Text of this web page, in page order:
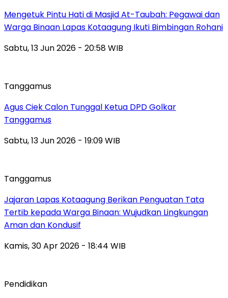
Mengetuk Pintu Hati di Masjid At-Taubah: Pegawai dan
Warga Binaan Lapas Kotaagung Ikuti Bimbingan Rohani
Sabtu, 13 Jun 2026 - 20:58 WIB
Tanggamus
Agus Ciek Calon Tunggal Ketua DPD Golkar
Tanggamus
Sabtu, 13 Jun 2026 - 19:09 WIB
Tanggamus
Jajaran Lapas Kotaagung Berikan Penguatan Tata
Tertib kepada Warga Binaan: Wujudkan Lingkungan
Aman dan Kondusif
Kamis, 30 Apr 2026 - 18:44 WIB
Pendidikan